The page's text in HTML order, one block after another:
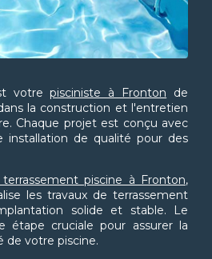
votrepisciniste à Fronton de
la construction et l'entretien
Chaque projet est conçu avec
installation de qualité pour des
piscine à Fronton,
les travaux de terrassement
solide et stable. Le
étape cruciale pour assurer la
de votre piscine.